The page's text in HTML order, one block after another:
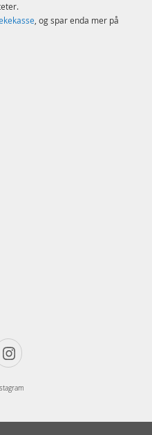
, og spar enda mer på